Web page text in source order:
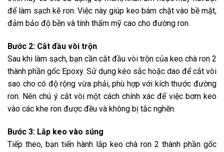
để làm sạch kẽ ron. Việc này giúp keo bám chặt vào bề mặt,
đảm bảo độ bền và tính thẩm mỹ cao cho đường ron.
Bước 2: Cắt đầu vòi trộn
Sau khi làm sạch, bạn cần cắt đầu vòi trộn của keo chà ron 2
thành phần gốc Epoxy. Sử dụng kéo sắc hoặc dao để cắt vòi
sao cho có độ rộng vừa phải, phù hợp với kích thước đường
ron. Nên chú ý cắt vòi một cách chính xác để việc bơm keo
vào các khe ron được đều và không bị tắc nghẽn.
Bước 3: Lắp keo vào súng
Tiếp theo, bạn tiến hành lắp keo chà ron 2 thành phần gốc